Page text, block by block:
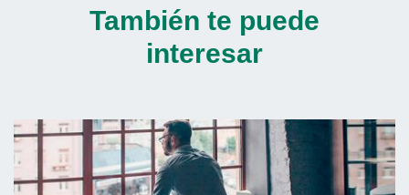
También te puede
interesar